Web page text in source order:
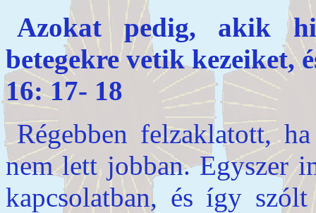
Azokat pedig, akik
betegekre vetik kezeiket,
16: 17- 18
Régebben felzaklatott,
nem lett jobban. Egyszer
kapcsolatban, és így